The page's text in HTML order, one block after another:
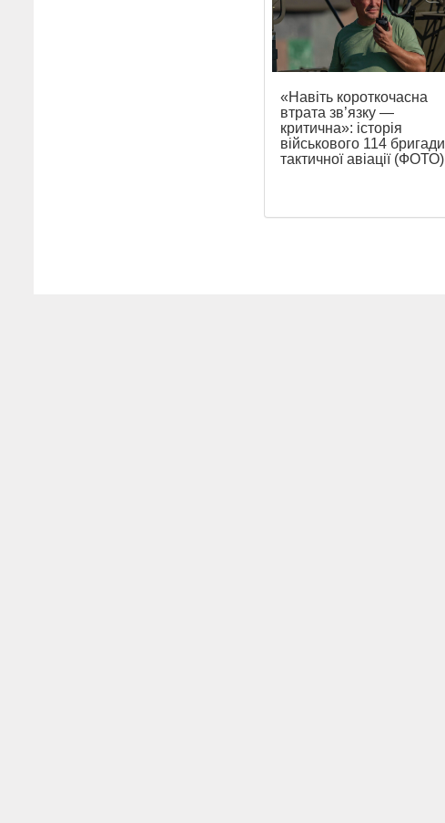
«Навіть короткочасна
втрата зв’язку —
критична»: історія
військового 114 бригади
тактичної авіації (ФОТО)